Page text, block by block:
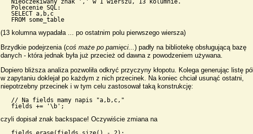
   Nieoczekiwany znak ',' w 1 wierszu, 13 kolumnie.
   Polecenie SQL:
   SELECT a,b,c
(13 kolumna wypadała ... po ostatnim polu pierwszego wiersza)
Brzydkie podejrzenia (coś maże po pamięci...) padły na bibliotekę obsługującą bazę
danych - która jednak była już przecież od dawna z powodzeniem używana.
Dopiero bliższa analiza pozwoliła odkryć przyczyny kłopotu. Kolega generując listę pól
w zapytaniu doklejał po każdym z nich przecinek. Na koniec chciał usunąć ostatni,
niepotrzebny przecinek i w tym celu zastosował taką konstrukcję:
   // Na fields mamy napis "a,b,c,"
czyli dopisał znak backspace! Oczywiście zmiana na